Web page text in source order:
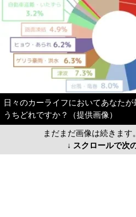
日々のカーライフにおいてあなた
うちどれですか？（提供画像）
まだまだ画像は続きます
↓ スクロールで次